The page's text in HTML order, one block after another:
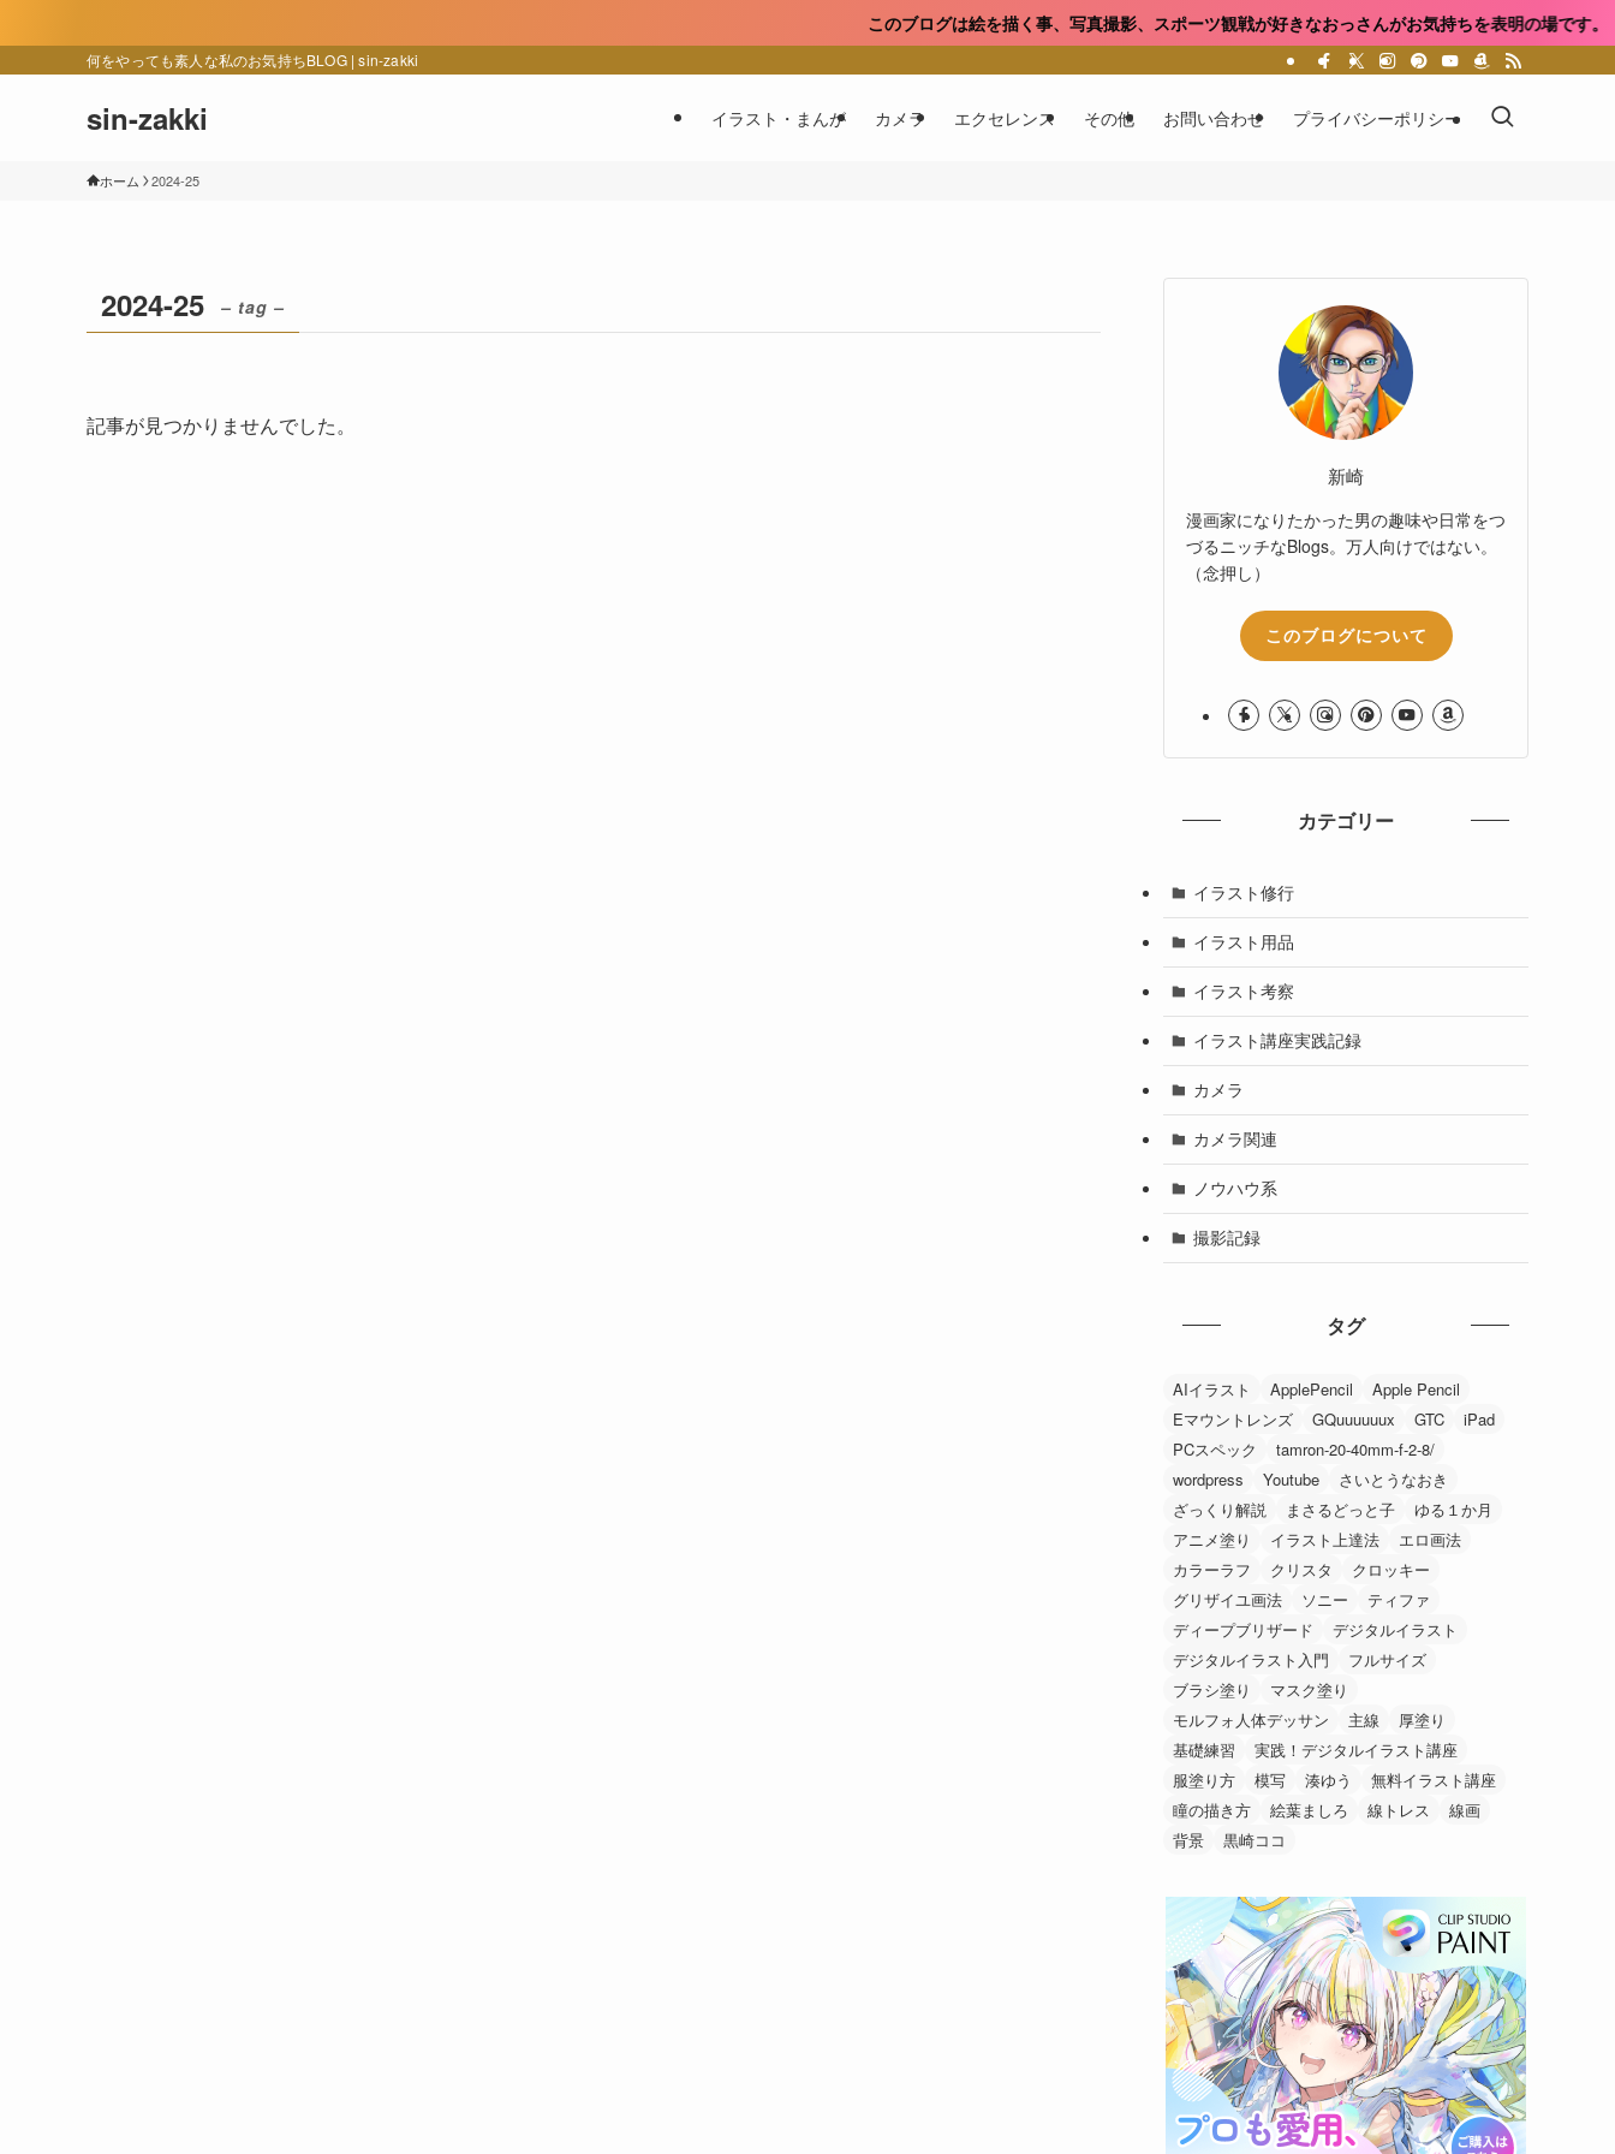
このブログは絵を描く事、写真撮影、スポーツ観戦が好きなおっさんがお気持ちを表明の場です。
何をやっても素人な私のお気持ちBLOG | sin-zakki
sin-zakki イラスト・まんが カメラ エクセレンス その他 お問い合わせ プライバシーポリシー
ホーム 2024-25
2024-25 – tag –
記事が見つかりませんでした。
新崎
漫画家になりたかった男の趣味や日常をつ
づるニッチなBlogs。万人向けではない。
（念押し）
このブログについて
カテゴリー
イラスト修行
イラスト用品
イラスト考察
イラスト講座実践記録
カメラ
カメラ関連
ノウハウ系
撮影記録
タグ
AIイラスト ApplePencil
Apple Pencil
Eマウントレンズ
GQuuuuuux GTC
iPad
PCスペック
tamron-20-40mm-f-2-8/
wordpress
Youtube
さいとうなおき
ざっくり解説
まさるどっと子
ゆる１か月
アニメ塗り
イラスト上達法
エロ画法
カラーラフ
クリスタ
クロッキー
グリザイユ画法
ソニー
ティファ
ディープブリザード
デジタルイラスト
デジタルイラスト入門
フルサイズ
ブラシ塗り
マスク塗り
モルフォ人体デッサン
主線
厚塗り
基礎練習
実践！デジタルイラスト講座
服塗り方
模写 湊ゆう
無料イラスト講座
瞳の描き方
絵葉ましろ 線トレス
線画
背景
黒崎ココ